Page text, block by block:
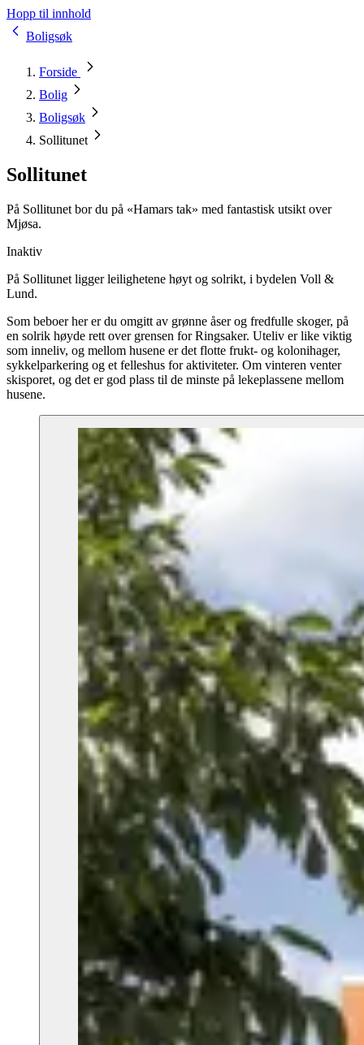
Hopp til innhold
Boligsøk
Forside
Bolig
Boligsøk
Sollitunet
Sollitunet
På Sollitunet bor du på «Hamars tak» med fantastisk utsikt over
Mjøsa.
Inaktiv
På Sollitunet ligger leilighetene høyt og solrikt, i bydelen Voll &
Lund.
Som beboer her er du omgitt av grønne åser og fredfulle skoger, på
en solrik høyde rett over grensen for Ringsaker. Uteliv er like viktig
som inneliv, og mellom husene er det flotte frukt- og kolonihager,
sykkelparkering og et felleshus for aktiviteter. Om vinteren venter
skisporet, og det er god plass til de minste på lekeplassene mellom
husene.